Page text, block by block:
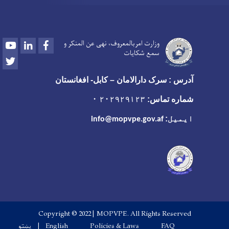
وزارت امربالمعروف، نهی عن المنکر و
سمع شکایات
YoutubeLinkedInFacebook
آدرس : سرک دارالامان – کابل- افغانستان
شماره تماس: ۲۰۲۹۲۹۱۲۳ ۰
ایمیل: info@mopvpe.gov.af
Copyright © 2022 | MOPVPE. All Rights Reserved
FAQ
Policies & Laws
English پښتو